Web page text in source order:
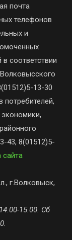
почта
телефонов
и
соответствии
13-30
экономики,
43, 8(01512)5-
сайта
г.Волковыск,
15.00. Сб